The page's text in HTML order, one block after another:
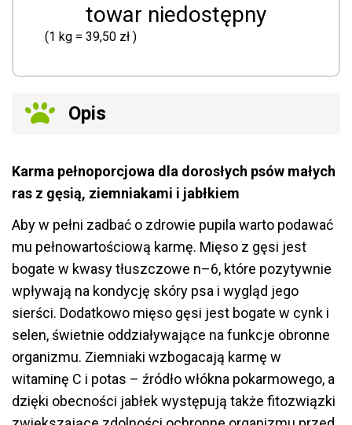
towar niedostępny
(1 kg = 39,50 zł )
Opis
Karma pełnoporcjowa dla dorosłych psów małych
ras z gęsią, ziemniakami i jabłkiem
Aby w pełni zadbać o zdrowie pupila warto podawać
mu pełnowartościową karmę. Mięso z gęsi jest
bogate w kwasy tłuszczowe n–6, które pozytywnie
wpływają na kondycję skóry psa i wygląd jego
sierści. Dodatkowo mięso gęsi jest bogate w cynk i
selen, świetnie oddziaływające na funkcje obronne
organizmu. Ziemniaki wzbogacają karmę w
witaminę C i potas – źródło włókna pokarmowego, a
dzięki obecności jabłek występują także fitozwiązki